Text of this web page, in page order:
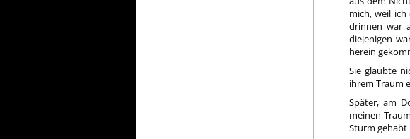
mich, weil
drinnen war
diejenigen
herein
Sie glaubte
ihrem Traum
Später, am
meinen
Sturm gehabt